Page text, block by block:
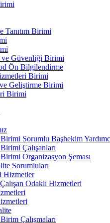
Tanıtım Birimi
ve Güvenliği Birimi
Ön Bilgilendirme
Birimi
Geliştirme Birimi
Birimi
Sorumlu Başhekim
Çalışanları
Organizasyon Şeması
Sorumluları
Hizmetler
Odaklı Hizmetleri
Çalışmaları